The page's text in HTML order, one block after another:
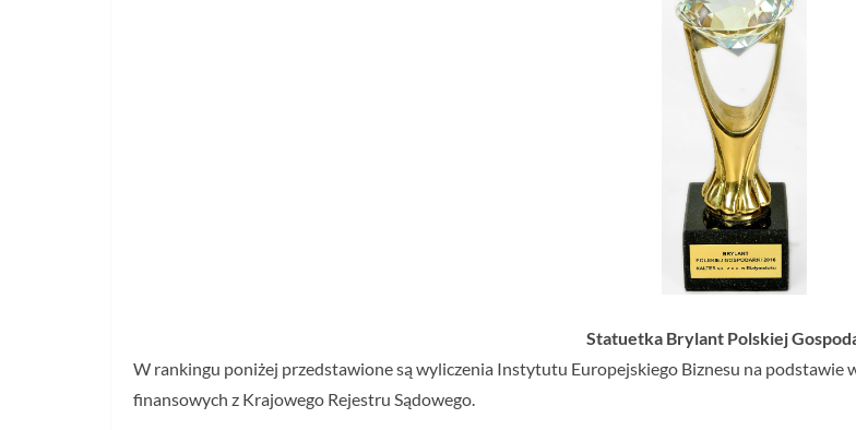
Statuetka Brylant Polskiej
W rankingu poniżej przedstawione są wyliczenia Instytutu Europejskiego Biznesu na
finansowych z Krajowego Rejestru Sądowego.